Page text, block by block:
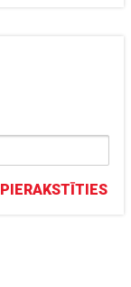
PIERAKSTĪTIES